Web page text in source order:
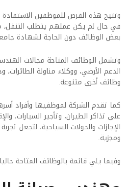
وتتيح هذه الفرص للموظفين
في حال لم يكن عملهم يتطلب التنقل،
بعض الوظائف دون الحاجة لشهادة
وتشمل الوظائف المتاحة مجالات
الدعم الأرضي، ووكلاء مناولة الطائرات،
وظائف أخرى متنوعة.
كما تقدم الشركة لموظفيها وأفراد
على تذاكر الطيران، وتأجير السيارات،
الإجازات والجولات السياحية، لتجعل
ومجزية.
وفيما يلي قائمة بالوظائف المتاحة